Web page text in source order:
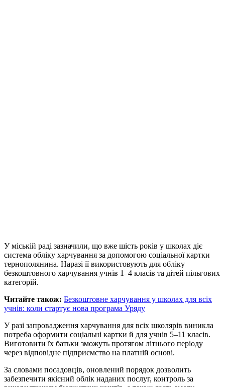
У міській раді зазначили, що вже шість років у школах діє
система обліку харчування за допомогою соціальної картки
тернополянина. Наразі її використовують для обліку
безкоштовного харчування учнів 1–4 класів та дітей пільгових
категорій.
Читайте також: Безкоштовне харчування у школах для всіх
учнів: коли стартує нова програма Уряду
У разі запровадження харчування для всіх школярів виникла
потреба оформити соціальні картки й для учнів 5–11 класів.
Виготовити їх батьки зможуть протягом літнього періоду
через відповідне підприємство на платній основі.
За словами посадовців, оновлений порядок дозволить
забезпечити якісний облік наданих послуг, контроль за